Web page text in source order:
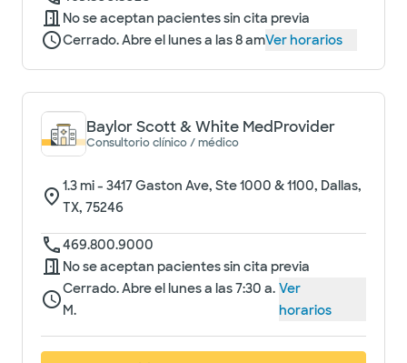
No se aceptan pacientes sin cita previa
Cerrado. Abre el lunes a las 8 amVer horarios
Baylor Scott & White MedProvider
Consultorio clínico / médico
1.3mi - 3417 Gaston Ave, Ste 1000 & 1100, Dallas,
TX, 75246
469.800.9000
No se aceptan pacientes sin cita previa
Cerrado. Abre el lunes a las 7:30 a.
M.
Ver
horarios